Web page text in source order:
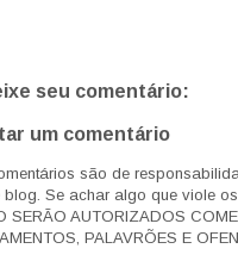
seu comentário:
um comentário
são de
blog. Se achar algo que viole
SERÃO AUTORIZADOS
PALAVRÕES E